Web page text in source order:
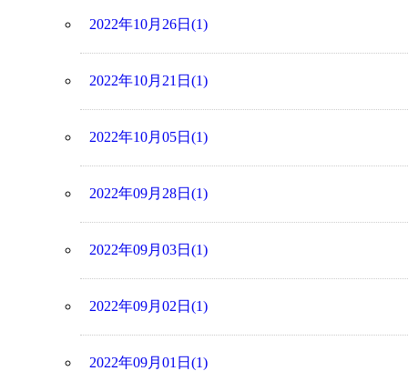
2022年10月26日(1)
2022年10月21日(1)
2022年10月05日(1)
2022年09月28日(1)
2022年09月03日(1)
2022年09月02日(1)
2022年09月01日(1)